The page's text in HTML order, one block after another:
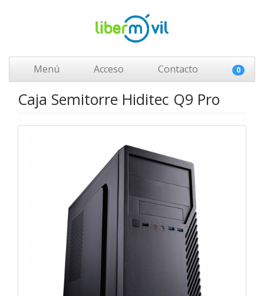
Menú Acceso Contacto 0
Caja Semitorre Hiditec Q9 Pro